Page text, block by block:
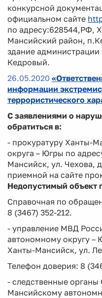
конкурсной
официальном сайте
по адресу:628544,РФ,
Мансийский район,
здание администрации
Кедровый.
26.05.2020
информации
террористического
С заявлениями о
обратиться в:
- прокуратуру Ханты-
округа – Югры по
Мансийск, ул. Чехова,
приемной на сайте
Недопустимый объект
Справочная по
8 (3467) 352-212.
- управление МВД
автономному округу –
Ханты-Мансийск, ул.
Телефон доверия: 8
- следственные
Мансийскому